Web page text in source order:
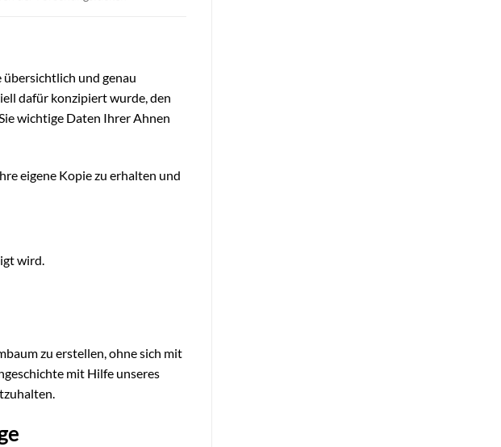
und genau
dafür konzipiert wurde, den
wichtige Daten Ihrer Ahnen
eigene Kopie zu erhalten und
wird.
zu erstellen, ohne sich mit
mit Hilfe unseres